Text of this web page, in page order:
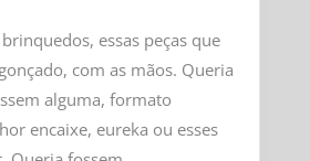
essas peças que
com as mãos. Queria
alguma, formato
encaixe, eureka ou esses